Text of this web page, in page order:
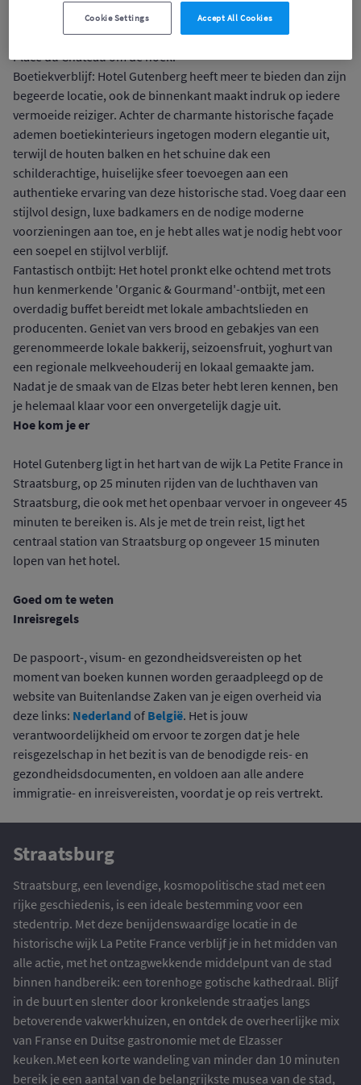
vind je de iconische kathedraal van de stad, met de
sprookjesachtige architectuur en fascinerende musea van
Place du Château om de hoek.
Boetiekverblijf: Hotel Gutenberg heeft meer te bieden dan zijn
begeerde locatie, ook de binnenkant maakt indruk op iedere
vermoeide reiziger. Achter de charmante historische façade
ademen boetiekinterieurs ingetogen modern elegantie uit,
terwijl de houten balken en het schuine dak een
schilderachtige, huiselijke sfeer toevoegen aan een
authentieke ervaring van deze historische stad. Voeg daar een
stijlvol design, luxe badkamers en de nodige moderne
voorzieningen aan toe, en je hebt alles wat je nodig hebt voor
een soepel en stijlvol verblijf.
Fantastisch ontbijt: Het hotel pronkt elke ochtend met trots
hun kenmerkende 'Organic & Gourmand'-ontbijt, met een
overdadig buffet bereidt met lokale ambachtslieden en
producenten. Geniet van vers brood en gebakjes van een
gerenommeerde lokale bakkerij, seizoensfruit, yoghurt van
een regionale melkveehouderij en lokaal gemaakte jam.
Nadat je de smaak van de Elzas beter hebt leren kennen, ben
je helemaal klaar voor een onvergetelijk dagje uit.
Hoe kom je er
Hotel Gutenberg ligt in het hart van de wijk La Petite France in
Straatsburg, op 25 minuten rijden van de luchthaven van
Straatsburg, die ook met het openbaar vervoer in ongeveer 45
minuten te bereiken is. Als je met de trein reist, ligt het
centraal station van Straatsburg op ongeveer 15 minuten
lopen van het hotel.
Goed om te weten
Inreisregels
De paspoort-, visum- en gezondheidsvereisten op het
moment van boeken kunnen worden geraadpleegd op de
website van Buitenlandse Zaken van je eigen overheid via
deze links: Nederland of België. Het is jouw
verantwoordelijkheid om ervoor te zorgen dat je hele
reisgezelschap in het bezit is van de benodigde reis- en
gezondheidsdocumenten, en voldoen aan alle andere
immigratie- en inreisvereisten, voordat je op reis vertrekt.
Straatsburg
Straatsburg, een levendige, kosmopolitische stad met een
rijke geschiedenis, is een ideale bestemming voor een
stedentrip. Met deze benijdenswaardige locatie in de
historische wijk La Petite France verblijf je in het midden van
alle actie, met het ontzagwekkende middelpunt van de stad
binnen handbereik: een torenhoge gotische kathedraal. Blijf
in de buurt en slenter door kronkelende straatjes langs
betoverende vakwerkhuizen, en ontdek de overheerlijke mix
van Franse en Duitse gastronomie met de Elzasser
keuken.Met een korte wandeling van minder dan 10 minuten
bereik je een aantal van de belangrijkste musea van de stad,
Accept All Cookies
Cookie Settings